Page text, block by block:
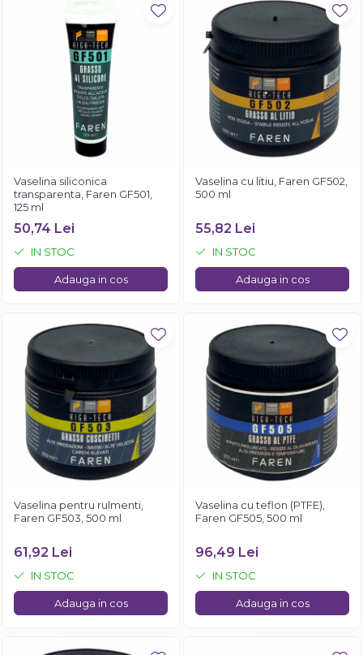
Vaselina siliconica
transparenta, Faren GF501,
125 ml
50,74 Lei
IN STOC
Adauga in cos
Vaselina cu litiu, Faren GF502,
500 ml
55,82 Lei
IN STOC
Adauga in cos
Vaselina pentru rulmenti,
Faren GF503, 500 ml
61,92 Lei
IN STOC
Adauga in cos
Vaselina cu teflon (PTFE),
Faren GF505, 500 ml
96,49 Lei
IN STOC
Adauga in cos